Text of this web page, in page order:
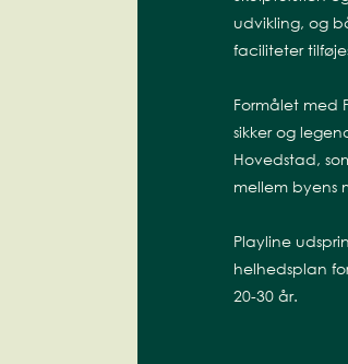
udvikling, og
faciliteter
Formålet med
sikker og
Hovedstad,
mellem byens
Playline
helhedsplan
20-30 år.